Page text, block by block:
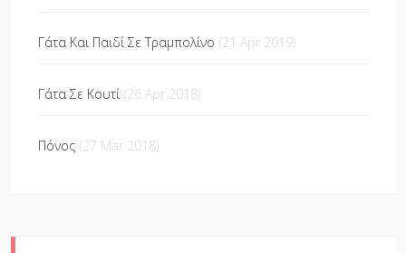
Γάτα Και Παιδί Σε Τραμπολίνο (21 Apr 2019)
Γάτα Σε Κουτί (26 Apr 2018)
Πόνος (27 Mar 2018)